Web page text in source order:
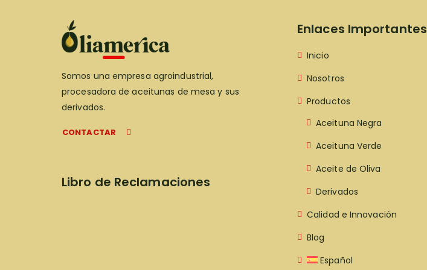
Somos una empresa agroindustrial,
procesadora de aceitunas de mesa y sus
derivados.
CONTACTAR
Libro de Reclamaciones
Enlaces Importantes
Inicio
Nosotros
Productos
Aceituna Negra
Aceituna Verde
Aceite de Oliva
Derivados
Calidad e Innovación
Blog
Español